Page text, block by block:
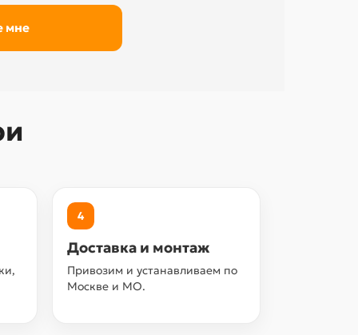
4
Доставка и монтаж
Привозим и устанавливаем по
Москве и МО.